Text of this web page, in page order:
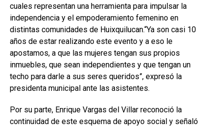
cuales representan una herramienta para impulsar la
independencia y el empoderamiento femenino en
distintas comunidades de Huixquilucan.“Ya son casi 10
años de estar realizando este evento y a eso le
apostamos, a que las mujeres tengan sus propios
inmuebles, que sean independientes y que tengan un
techo para darle a sus seres queridos”, expresó la
presidenta municipal ante las asistentes.
Por su parte, Enrique Vargas del Villar reconoció la
continuidad de este esquema de apoyo social y señaló